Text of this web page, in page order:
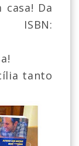
Da
tanto